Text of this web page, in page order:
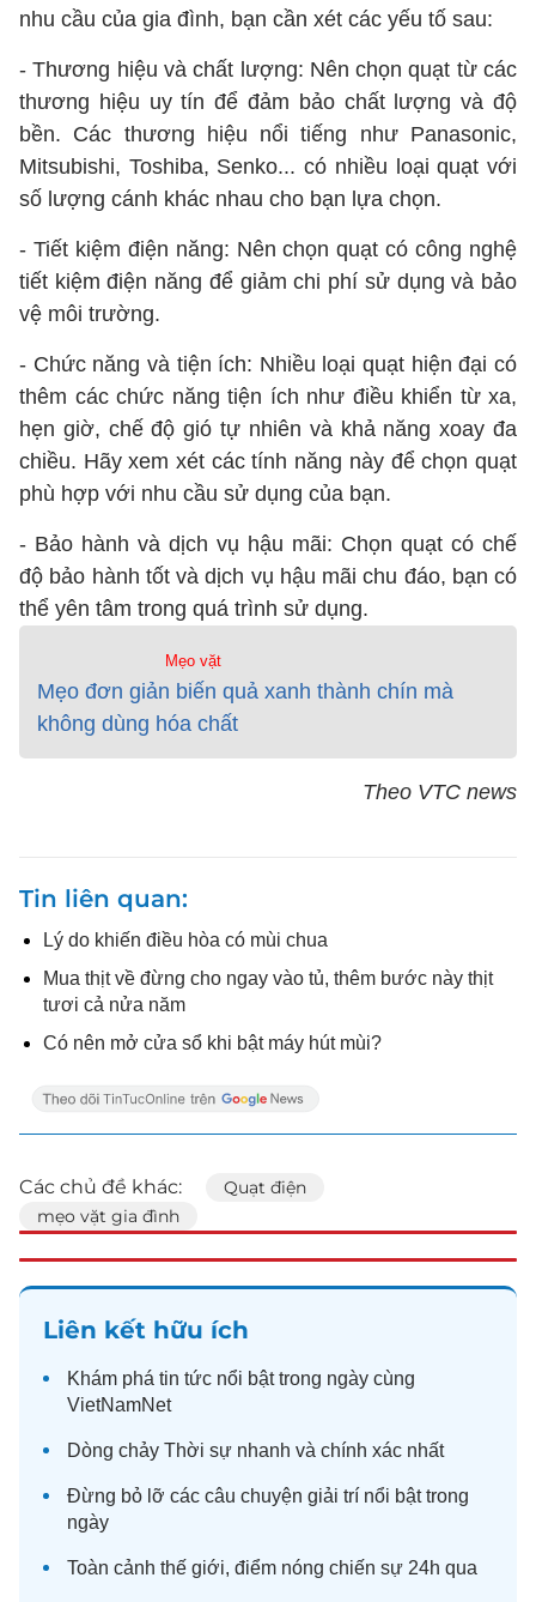
nhu cầu của gia đình, bạn cần xét các yếu tố sau:
- Thương hiệu và chất lượng: Nên chọn quạt từ các
thương hiệu uy tín để đảm bảo chất lượng và độ
bền. Các thương hiệu nổi tiếng như Panasonic,
Mitsubishi, Toshiba, Senko... có nhiều loại quạt với
số lượng cánh khác nhau cho bạn lựa chọn.
- Tiết kiệm điện năng: Nên chọn quạt có công nghệ
tiết kiệm điện năng để giảm chi phí sử dụng và bảo
vệ môi trường.
- Chức năng và tiện ích: Nhiều loại quạt hiện đại có
thêm các chức năng tiện ích như điều khiển từ xa,
hẹn giờ, chế độ gió tự nhiên và khả năng xoay đa
chiều. Hãy xem xét các tính năng này để chọn quạt
phù hợp với nhu cầu sử dụng của bạn.
- Bảo hành và dịch vụ hậu mãi: Chọn quạt có chế
độ bảo hành tốt và dịch vụ hậu mãi chu đáo, bạn có
thể yên tâm trong quá trình sử dụng.
Mẹo vặt
Mẹo đơn giản biến quả xanh thành chín mà
không dùng hóa chất
Theo VTC news
Tin liên quan
Lý do khiến điều hòa có mùi chua
Mua thịt về đừng cho ngay vào tủ, thêm bước này thịt
tươi cả nửa năm
Có nên mở cửa sổ khi bật máy hút mùi?
Các chủ đề khác:
Quạt điện
mẹo vặt gia đình
Liên kết hữu ích
Khám phá tin tức nổi bật trong ngày cùng
VietNamNet
Dòng chảy Thời sự nhanh và chính xác nhất
Đừng bỏ lỡ các câu chuyện giải trí nổi bật trong
ngày
Toàn cảnh thế giới, điểm nóng chiến sự 24h qua